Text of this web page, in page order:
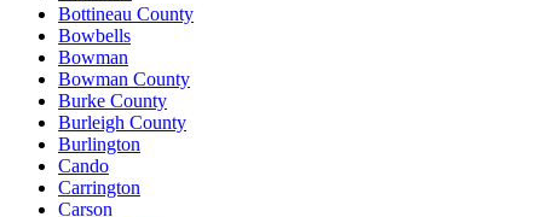
Bottineau County
Bowbells
Bowman
Bowman County
Burke County
Burleigh County
Burlington
Cando
Carrington
Carson